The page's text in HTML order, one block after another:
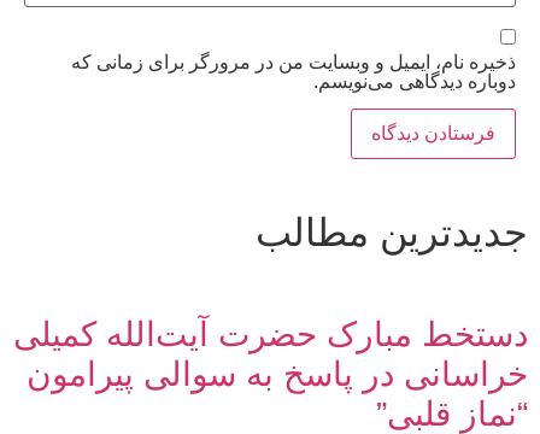
ذخیره نام، ایمیل و وبسایت من در مرورگر برای زمانی که
دوباره دیدگاهی می‌نویسم.
جدیدترین مطالب
دستخط مبارک حضرت آیت‌الله کمیلی
خراسانی در پاسخ به سوالی پیرامون
“نماز قلبی”